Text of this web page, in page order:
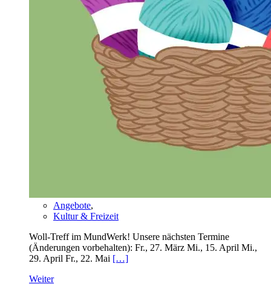
Angebote,
Kultur & Freizeit
Woll-Treff im MundWerk! Unsere nächsten Termine
(Änderungen vorbehalten): Fr., 27. März Mi., 15. April Mi.,
29. April Fr., 22. Mai […]
Weiter